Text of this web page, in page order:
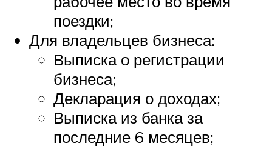
поездки;
Для владельцев бизнеса:
Выписка о регистрации
бизнеса;
Декларация о доходах;
Выписка из банка за
последние 6 месяцев;